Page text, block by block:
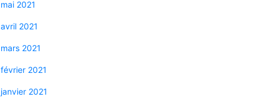
mai 2021
avril 2021
mars 2021
février 2021
janvier 2021